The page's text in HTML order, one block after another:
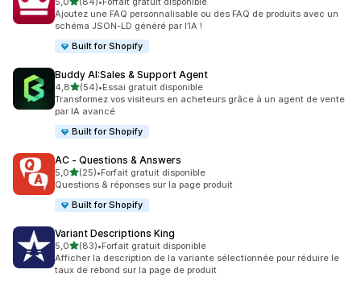
84 avis au total
Ajoutez une FAQ personnalisable ou des FAQ de produits avec un
schéma JSON-LD généré par l’IA !
Built for Shopify
Buddy AI:Sales & Support Agent
4,8étoile(s) sur 5
(54)
54 avis au total
•Essai gratuit disponible
Transformez vos visiteurs en acheteurs grâce à un agent de vente
par IA avancé
Built for Shopify
AC ‑ Questions & Answers
5,0étoile(s) sur 5
(25)
25 avis au total
•Forfait gratuit disponible
Questions & réponses sur la page produit
Built for Shopify
Variant Descriptions King
5,0étoile(s) sur 5
(83)
83 avis au total
•Forfait gratuit disponible
Afficher la description de la variante sélectionnée pour réduire le
taux de rebond sur la page de produit